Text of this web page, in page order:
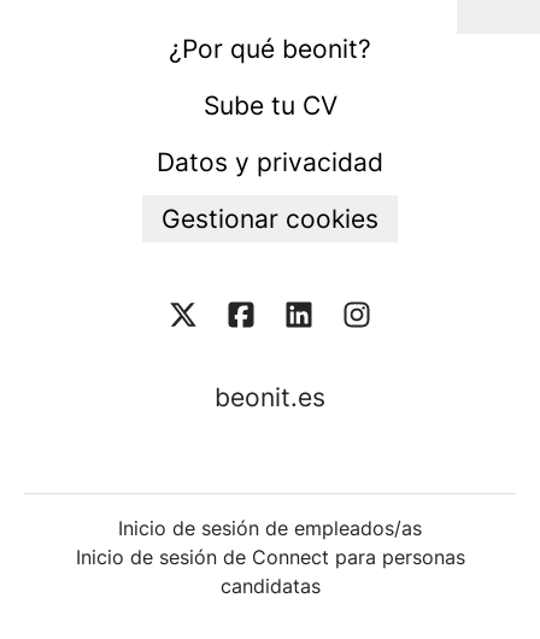
¿Por qué beonit?
Sube tu CV
Datos y privacidad
Gestionar cookies
beonit.es
Inicio de sesión de empleados/as
Inicio de sesión de Connect para personas
candidatas